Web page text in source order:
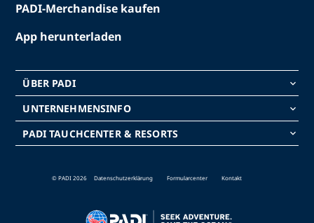
PADI-Merchandise kaufen
App herunterladen
ÜBER PADI keyboard_arrow_down
UNTERNEHMENSINFO keyboard_arrow_down
PADI TAUCHCENTER & RESORTS keyboard_arrow_down
© PADI 2026 Datenschutzerklärung Formularcenter Kontakt